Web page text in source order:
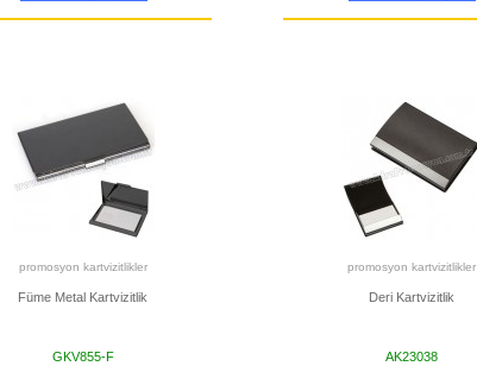
promosyon kartvizitlikler
Füme Metal Kartvizitlik
GKV855-F
promosyon kartvizitlikler
Deri Kartvizitlik
AK23038